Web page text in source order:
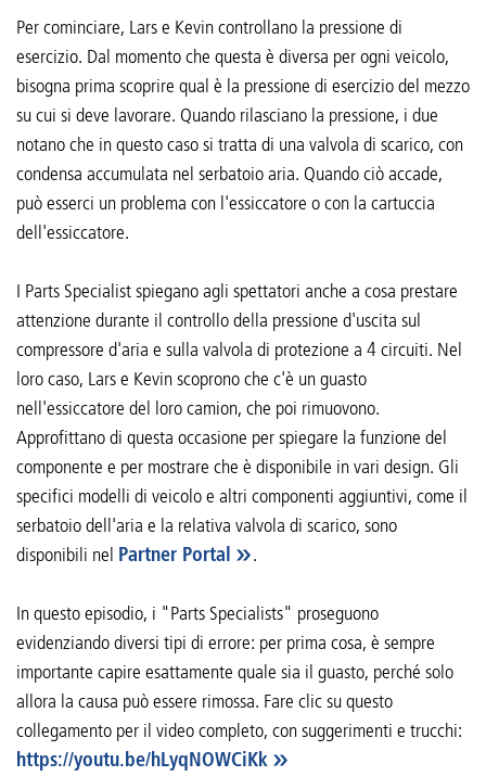
Per cominciare, Lars e Kevin controllano la pressione di
esercizio. Dal momento che questa è diversa per ogni veicolo,
bisogna prima scoprire qual è la pressione di esercizio del mezzo
su cui si deve lavorare. Quando rilasciano la pressione, i due
notano che in questo caso si tratta di una valvola di scarico, con
condensa accumulata nel serbatoio aria. Quando ciò accade,
può esserci un problema con l'essiccatore o con la cartuccia
dell'essiccatore.
I Parts Specialist spiegano agli spettatori anche a cosa prestare
attenzione durante il controllo della pressione d'uscita sul
compressore d'aria e sulla valvola di protezione a 4 circuiti. Nel
loro caso, Lars e Kevin scoprono che c'è un guasto
nell'essiccatore del loro camion, che poi rimuovono.
Approfittano di questa occasione per spiegare la funzione del
componente e per mostrare che è disponibile in vari design. Gli
specifici modelli di veicolo e altri componenti aggiuntivi, come il
serbatoio dell'aria e la relativa valvola di scarico, sono
disponibili nel Partner Portal .
In questo episodio, i "Parts Specialists" proseguono
evidenziando diversi tipi di errore: per prima cosa, è sempre
importante capire esattamente quale sia il guasto, perché solo
allora la causa può essere rimossa. Fare clic su questo
collegamento per il video completo, con suggerimenti e trucchi:
https://youtu.be/hLyqNOWCiKk